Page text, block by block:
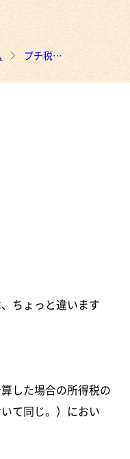
プチ税務！小さな収入なら確定申告は不要なの？
ちょっと違います
した場合の所得税の
て同じ。）におい